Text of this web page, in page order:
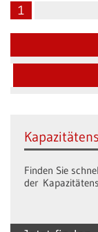
1
Finden Sie
der